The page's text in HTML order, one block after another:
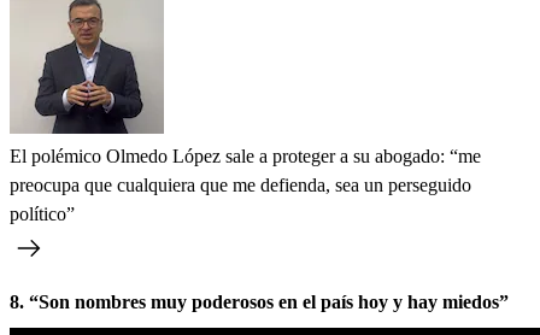
El polémico Olmedo López sale a proteger a su abogado: “me
preocupa que cualquiera que me defienda, sea un perseguido
político”
8. “Son nombres muy poderosos en el país hoy y hay miedos”